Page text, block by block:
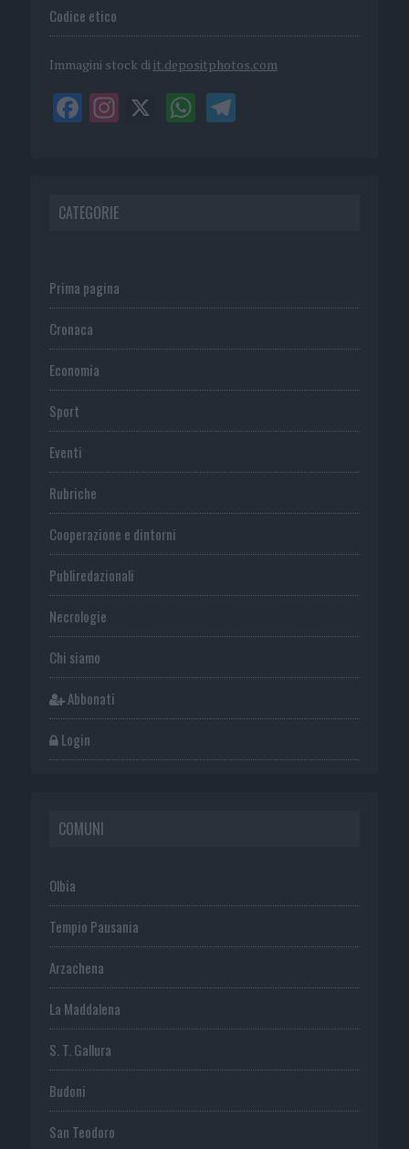
Codice etico
Immagini stock di it.depositphotos.com
CATEGORIE
Prima pagina
Cronaca
Economia
Sport
Eventi
Rubriche
Cooperazione e dintorni
Publiredazionali
Necrologie
Chi siamo
Abbonati
Login
COMUNI
Olbia
Tempio Pausania
Arzachena
La Maddalena
S. T. Gallura
Budoni
San Teodoro